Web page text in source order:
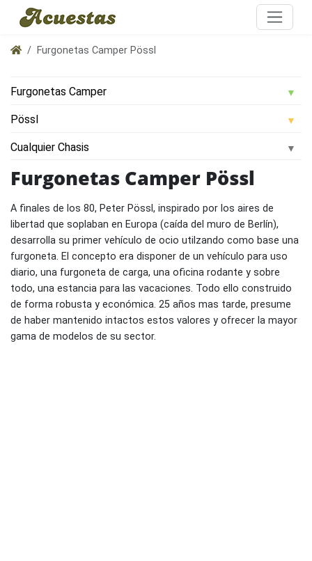
Furgonetas Camper Pössl
Furgonetas Camper Pössl
A finales de los 80, Peter Pössl, inspirado por los aires de
libertad que soplaban en Europa (caída del muro de Berlín),
desarrolla su primer vehículo de ocio utilzando como base una
furgoneta. El concepto era disponer de un vehículo para uso
diario, una furgoneta de carga, una oficina rodante y sobre
todo, una estancia para las vacaciones. Todo ello construido
de forma robusta y económica. 25 años mas tarde, presume
de haber mantenido intactos estos valores y ofrecer la mayor
gama de modelos de su sector.